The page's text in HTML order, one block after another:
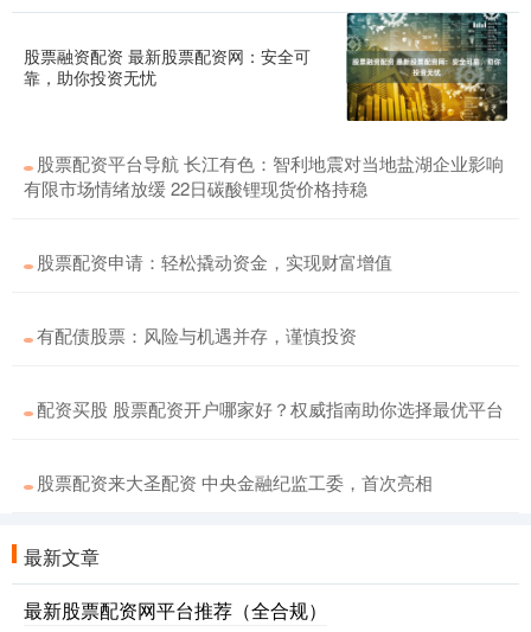
股票融资配资 最新股票配资网：安全可
靠，助你投资无忧
股票配资平台导航 长江有色：智利地震对当地盐湖企业影响
有限市场情绪放缓 22日碳酸锂现货价格持稳
股票配资申请：轻松撬动资金，实现财富增值
有配债股票：风险与机遇并存，谨慎投资
配资买股 股票配资开户哪家好？权威指南助你选择最优平台
股票配资来大圣配资 中央金融纪监工委，首次亮相
最新文章
最新股票配资网平台推荐（全合规）